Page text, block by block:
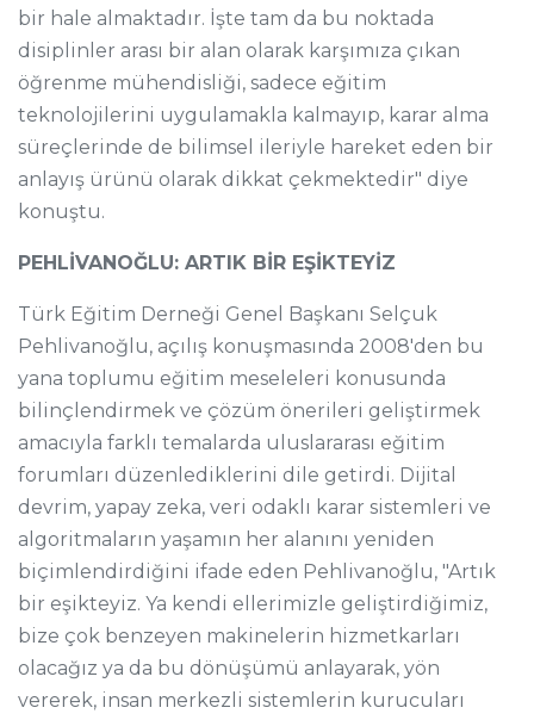
bir hale almaktadır. İşte tam da bu noktada
disiplinler arası bir alan olarak karşımıza çıkan
öğrenme mühendisliği, sadece eğitim
teknolojilerini uygulamakla kalmayıp, karar alma
süreçlerinde de bilimsel ileriyle hareket eden bir
anlayış ürünü olarak dikkat çekmektedir" diye
konuştu.
PEHLİVANOĞLU: ARTIK BİR EŞİKTEYİZ
Türk Eğitim Derneği Genel Başkanı Selçuk
Pehlivanoğlu, açılış konuşmasında 2008'den bu
yana toplumu eğitim meseleleri konusunda
bilinçlendirmek ve çözüm önerileri geliştirmek
amacıyla farklı temalarda uluslararası eğitim
forumları düzenlediklerini dile getirdi. Dijital
devrim, yapay zeka, veri odaklı karar sistemleri ve
algoritmaların yaşamın her alanını yeniden
biçimlendirdiğini ifade eden Pehlivanoğlu, "Artık
bir eşikteyiz. Ya kendi ellerimizle geliştirdiğimiz,
bize çok benzeyen makinelerin hizmetkarları
olacağız ya da bu dönüşümü anlayarak, yön
vererek, insan merkezli sistemlerin kurucuları